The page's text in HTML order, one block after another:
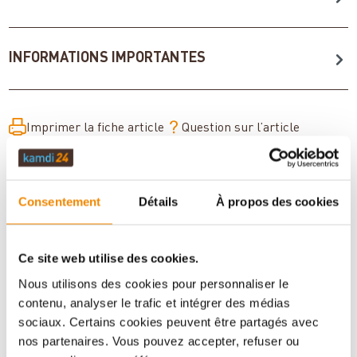
Consentement Détails À propos des cookies
Ce site web utilise des cookies.
Nous utilisons des cookies pour personnaliser le
contenu, analyser le trafic et intégrer des médias
sociaux. Certains cookies peuvent être partagés avec
nos partenaires. Vous pouvez accepter, refuser ou
INFORMATIONS IMPORTANTES
Imprimer la fiche article Question sur l’article
Votre conseiller en matière de poêles